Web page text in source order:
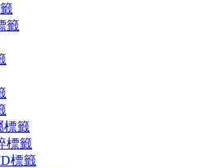
籤
標籤
標籤
標籤